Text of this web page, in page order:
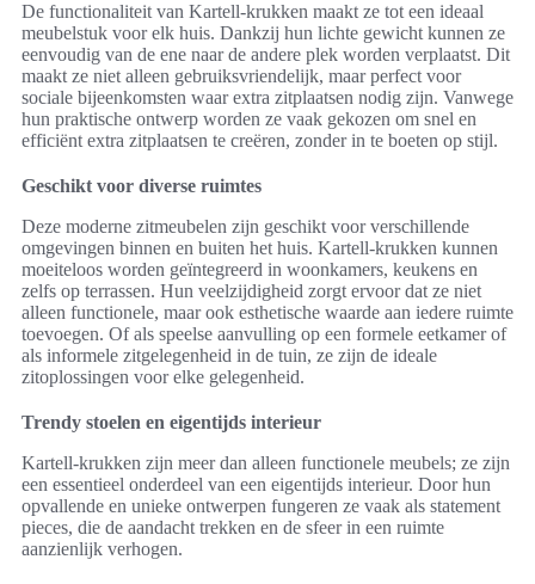
De functionaliteit van Kartell-krukken maakt ze tot een ideaal
meubelstuk voor elk huis. Dankzij hun lichte gewicht kunnen ze
eenvoudig van de ene naar de andere plek worden verplaatst. Dit
maakt ze niet alleen gebruiksvriendelijk, maar perfect voor
sociale bijeenkomsten waar extra zitplaatsen nodig zijn. Vanwege
hun praktische ontwerp worden ze vaak gekozen om snel en
efficiënt extra zitplaatsen te creëren, zonder in te boeten op stijl.
Geschikt voor diverse ruimtes
Deze moderne zitmeubelen zijn geschikt voor verschillende
omgevingen binnen en buiten het huis. Kartell-krukken kunnen
moeiteloos worden geïntegreerd in woonkamers, keukens en
zelfs op terrassen. Hun veelzijdigheid zorgt ervoor dat ze niet
alleen functionele, maar ook esthetische waarde aan iedere ruimte
toevoegen. Of als speelse aanvulling op een formele eetkamer of
als informele zitgelegenheid in de tuin, ze zijn de ideale
zitoplossingen voor elke gelegenheid.
Trendy stoelen en eigentijds interieur
Kartell-krukken zijn meer dan alleen functionele meubels; ze zijn
een essentieel onderdeel van een eigentijds interieur. Door hun
opvallende en unieke ontwerpen fungeren ze vaak als statement
pieces, die de aandacht trekken en de sfeer in een ruimte
aanzienlijk verhogen.